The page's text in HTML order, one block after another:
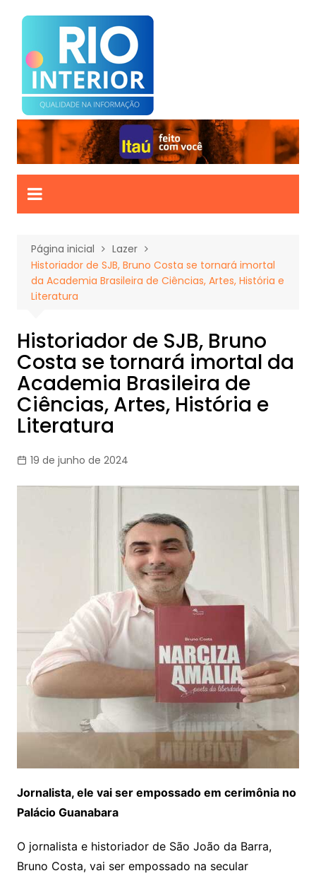
para
conteúdo
Página inicial
Lazer
Historiador de SJB, Bruno Costa se tornará imortal
da Academia Brasileira de Ciências, Artes, História e
Literatura
Historiador de SJB, Bruno
Costa se tornará imortal da
Academia Brasileira de
Ciências, Artes, História e
Literatura
19 de junho de 2024
Jornalista, ele vai ser empossado em cerimônia no
Palácio Guanabara
O jornalista e historiador de São João da Barra,
Bruno Costa, vai ser empossado na secular